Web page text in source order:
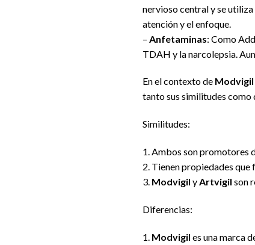
nervioso central y se
atención y el enfoque.
– Anfetaminas: Como
TDAH y la narcolepsia.
En el contexto de
tanto sus similitudes como
Similitudes:
1. Ambos son promotores
2. Tienen propiedades que
3. Modvigil yArtvigil son
Diferencias:
1. Modvigil es una marca